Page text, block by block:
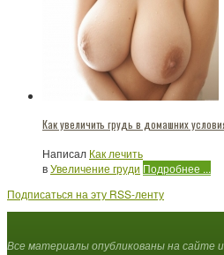
Как увеличить грудь в домашних
Написал Как лечить
вУвеличение груди Подробнее ...
Подписаться на эту RSS-ленту
Все материалы опубликованы на сайте